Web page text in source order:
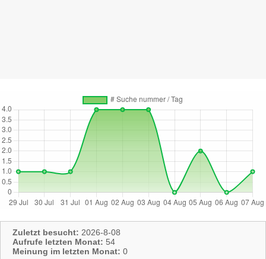
Zuletzt besucht: 2026-8-08
Aufrufe letzten Monat: 54
Meinung im letzten Monat: 0